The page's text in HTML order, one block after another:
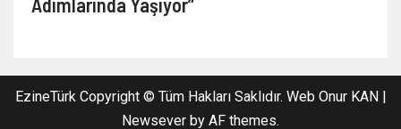
Adımlarında Yaşıyor”
EzineTürk Copyright © Tüm Hakları Saklıdır. Web Onur KAN
Newsever by AF themes.